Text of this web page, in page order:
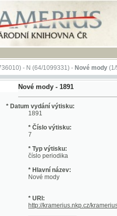
-N(64/1099331) -Nové mody(1/5057)
Nové mody - 1891
Datum vydání výtisku:
1891
* Číslo výtisku:
* Typ výtisku:
* Hlavní název:
Nové mody
* URI: